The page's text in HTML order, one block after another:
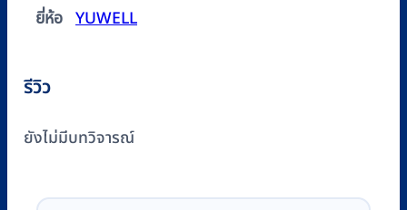
ยี่ห้อ YUWELL
รีวิว
ยังไม่มีบทวิจารณ์